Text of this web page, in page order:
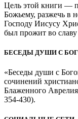
Цель этой книги —
Божьему, разжечь в
Господу Иисусу
был прожит во славу
БЕСЕДЫ ДУШИ С
«Беседы души с
сочинений
Блаженного
354-430).